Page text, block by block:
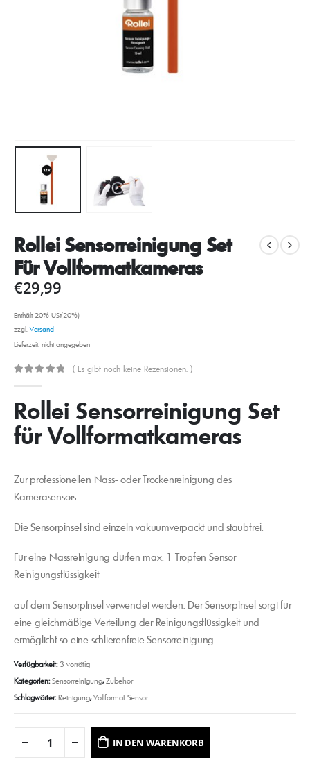
Rollei Sensorreinigung Set
Für Vollformatkameras
€29,99
Enthält 20% USt(20%)
zzgl.Versand
Lieferzeit: nicht angegeben
( Es gibt noch keine Rezensionen. )
Rollei Sensorreinigung Set
für Vollformatkameras
Zur professionellen Nass- oder Trockenreinigung des
Kamerasensors
Die Sensorpinsel sind einzeln vakuumverpackt und staubfrei.
Für eine Nassreinigung dürfen max. 1 Tropfen Sensor
Reinigungsflüssigkeit
auf dem Sensorpinsel verwendet werden. Der Sensorpinsel sorgt für
eine gleichmäßige Verteilung der Reinigungsflüssigkeit und
ermöglicht so eine schlierenfreie Sensorreinigung.
Verfügbarkeit:3 vorrätig
Kategorien:Sensorreinigung,Zubehör
Schlagwörter:Reinigung,Vollformat Sensor
IN DEN WARENKORB